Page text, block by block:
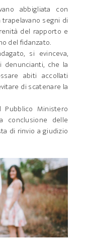
abbigliata con
segni di
del rapporto e
del fidanzato.
si evinceva,
che la
abiti accollati
di scatenare la
Pubblico Ministero
conclusione delle
di rinvio a giudizio